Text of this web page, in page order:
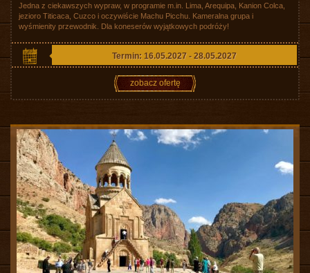
Jedna z ciekawszych wypraw, w programie m.in. Lima, Arequipa, Kanion Colca,
jezioro Titicaca, Cuzco i oczywiście Machu Picchu. Kameralna grupa i
wyśmienity przewodnik. Dla koneserów wyjątkowych podróży!
Termin: 16.05.2027 - 28.05.2027
zobacz ofertę